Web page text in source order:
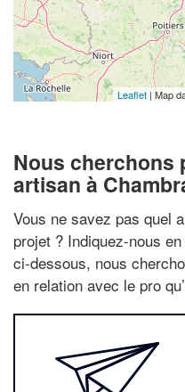
Leaflet | Map
Nous cherchons
artisan à
Vous ne savez pas quel
projet ? Indiquez-nous
ci-dessous, nous
en relation avec le pro